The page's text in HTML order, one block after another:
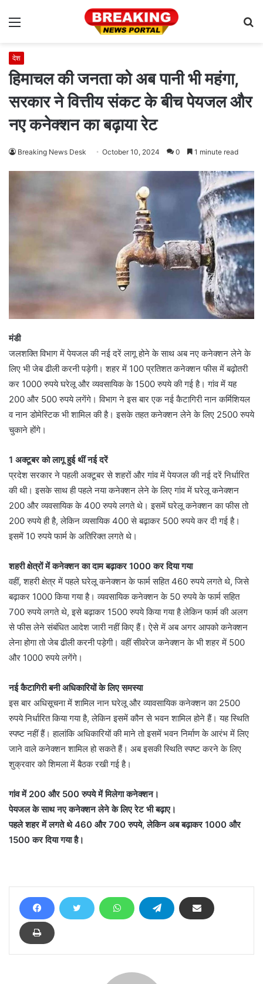
Menu
देश
हिमाचल की जनता को अब पानी भी महंगा,
सरकार ने वित्तीय संकट के बीच पेयजल और
नए कनेक्शन का बढ़ाया रेट
Breaking News Desk October 10, 2024 0 1 minute read
मंडी
जलशक्ति विभाग में पेयजल की नई दरें लागू होने के साथ अब नए कनेक्शन लेने के
लिए भी जेब ढीली करनी पड़ेगी। शहर में 100 प्रतिशत कनेक्शन फीस में बढ़ोतरी
कर 1000 रुपये घरेलू और व्यवसायिक के 1500 रुपये की गई है। गांव में यह
200 और 500 रुपये लगेंगे। विभाग ने इस बार एक नई कैटागिरी नान कर्मिशियल
व नान डोमेस्टिक भी शामिल की है। इसके तहत कनेक्शन लेने के लिए 2500 रुपये
चुकाने होंगे।
1 अक्टूबर को लागू हुई थीं नई दरें
प्रदेश सरकार ने पहली अक्टूबर से शहरों और गांव में पेयजल की नई दरें निर्धारित
की थी। इसके साथ ही पहले नया कनेक्शन लेने के लिए गांव में घरेलू कनेक्शन
200 और व्यवसायिक के 400 रुपये लगते थे। इसमें घरेलू कनेक्शन का फीस तो
200 रुपये ही है, लेकिन व्यसायिक 400 से बढ़ाकर 500 रुपये कर दी गई है।
इसमें 10 रुपये फार्म के अतिरिक्त लगते थे।
शहरी क्षेत्रों में कनेक्शन का दाम बढ़ाकर 1000 कर दिया गया
वहीं, शहरी क्षेत्र में पहले घरेलू कनेक्शन के फार्म सहित 460 रुपये लगते थे, जिसे
बढ़ाकर 1000 किया गया है। व्यवसायिक कनेक्शन के 50 रुपये के फार्म सहित
700 रुपये लगते थे, इसे बढ़ाकर 1500 रुपये किया गया है लेकिन फार्म की अलग
से फीस लेने संबंधित आदेश जारी नहीं किए हैं। ऐसे में अब अगर आपको कनेक्शन
लेना होगा तो जेब ढीली करनी पड़ेगी। वहीं सीवरेज कनेक्शन के भी शहर में 500
और 1000 रुपये लगेंगे।
नई कैटागिरी बनी अधिकारियों के लिए समस्या
इस बार अधिसूचना में शामिल नान घरेलू और व्यावसायिक कनेक्शन का 2500
रुपये निर्धारित किया गया है, लेकिन इसमें कौन से भवन शामिल होने हैं। यह स्थिति
स्पष्ट नहीं हैं। हालांकि अधिकारियों की माने तो इसमें भवन निर्माण के आरंभ में लिए
जाने वाले कनेक्शन शामिल हो सकते हैं। अब इसकी स्थिति स्पष्ट करने के लिए
शुक्रवार को शिमला में बैठक रखी गई है।
गांव में 200 और 500 रुपये में मिलेगा कनेक्शन।
पेयजल के साथ नए कनेक्शन लेने के लिए रेट भी बढ़ाए।
पहले शहर में लगते थे 460 और 700 रुपये, लेकिन अब बढ़ाकर 1000 और
1500 कर दिया गया है।